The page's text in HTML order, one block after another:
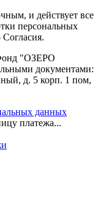
и действует все
персональных
"ОЗЕРО
документами:
д. 5 корп. 1 пом,
данных
платежа...